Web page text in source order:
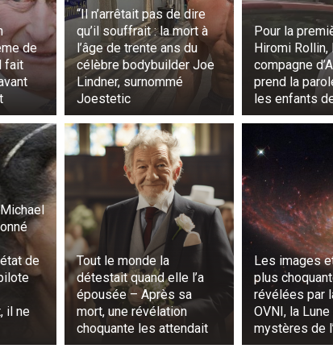
près. « Je suis coincé… s’il vous plaît… »
une autre corniche, il aperçut une main
Mais quelque chose clochait. Elle ne cherchait
maintenir le corps contre quelque chose
brusquement sur le côté. Un léger
torche révéla un petit appareil muni d’un voyant
de
fait
“Il n’arrêtait pas de dire
qu’il souffrait : la mort à
l’âge de trente ans du
célèbre bodybuilder Joe
Lindner, surnommé
Joestetic
Pour la
Hiromi Rollin,
compagne
prend la
les enfants
de
il ne
Tout le monde la
détestait quand elle l’a
épousée – Après sa
mort, une révélation
choquante les attendait
Les images
plus
révélées par
OVNI, la
mystères de